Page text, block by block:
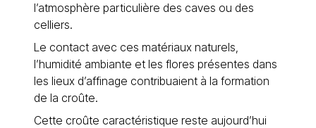
l’atmosphère particulière des caves ou des
celliers.
Le contact avec ces matériaux naturels,
l’humidité ambiante et les flores présentes dans
les lieux d’affinage contribuaient à la formation
de la croûte.
Cette croûte caractéristique reste aujourd’hui